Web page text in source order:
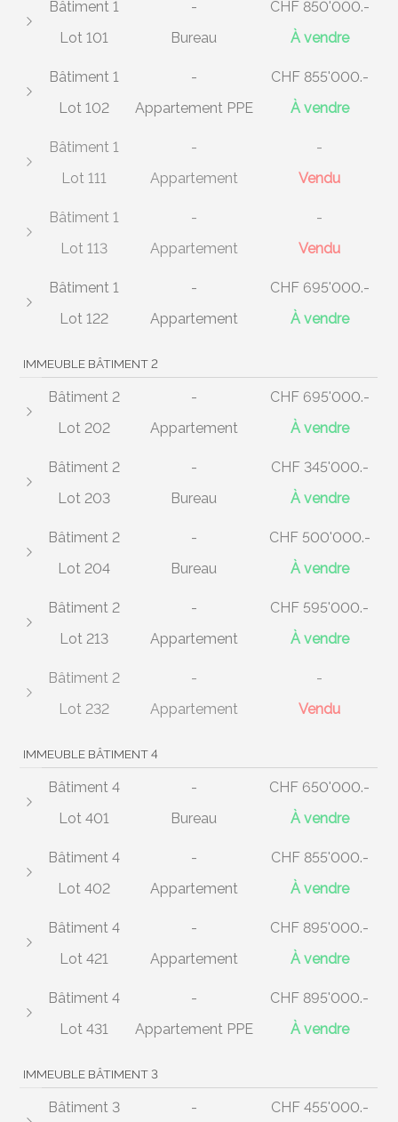
Bâtiment 1
Lot 101
-
Bureau
CHF 850'000.-
À vendre
Bâtiment 1
Lot 102
-
Appartement PPE
CHF 855'000.-
À vendre
Bâtiment 1
Lot 111
-
Appartement
-
Vendu
Bâtiment 1
Lot 113
-
Appartement
-
Vendu
Bâtiment 1
Lot 122
-
Appartement
CHF 695'000.-
À vendre
IMMEUBLE BÂTIMENT 2
Bâtiment 2
Lot 202
-
Appartement
CHF 695'000.-
À vendre
Bâtiment 2
Lot 203
-
Bureau
CHF 345'000.-
À vendre
Bâtiment 2
Lot 204
-
Bureau
CHF 500'000.-
À vendre
Bâtiment 2
Lot 213
-
Appartement
CHF 595'000.-
À vendre
Bâtiment 2
Lot 232
-
Appartement
-
Vendu
IMMEUBLE BÂTIMENT 4
Bâtiment 4
Lot 401
-
Bureau
CHF 650'000.-
À vendre
Bâtiment 4
Lot 402
-
Appartement
CHF 855'000.-
À vendre
Bâtiment 4
Lot 421
-
Appartement
CHF 895'000.-
À vendre
Bâtiment 4
Lot 431
-
Appartement PPE
CHF 895'000.-
À vendre
IMMEUBLE BÂTIMENT 3
Bâtiment 3
-
CHF 455'000.-